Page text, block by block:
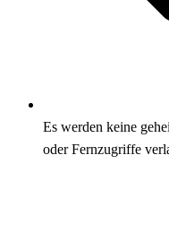
Es werden keine
oder Fernzugriffe